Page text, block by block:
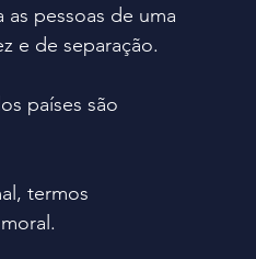
pessoas de uma
e de separação.
países são
termos